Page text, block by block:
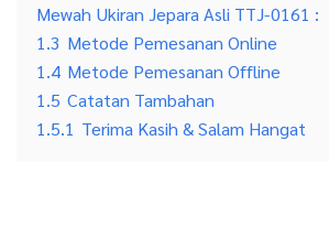
Mewah Ukiran Jepara Asli TTJ-0161 :
1.3 Metode Pemesanan Online
1.4 Metode Pemesanan Offline
1.5 Catatan Tambahan
1.5.1 Terima Kasih & Salam Hangat